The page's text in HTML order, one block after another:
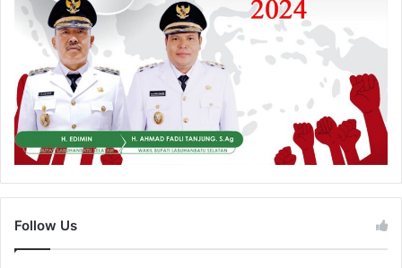
Follow Us